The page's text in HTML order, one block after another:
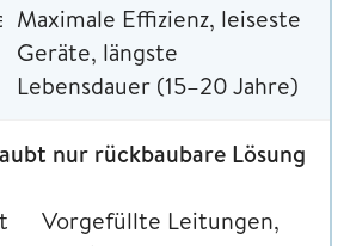
Maximale Effizienz, leiseste
Geräte, längste
Lebensdauer (15–20 Jahre)
nur rückbaubare Lösung
Vorgefüllte Leitungen,